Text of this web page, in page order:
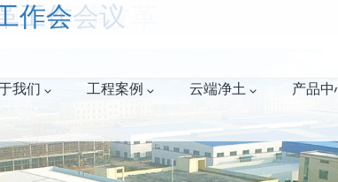
我们 工程案例 云端净土 产品
进殡葬改革
工作会议
作会